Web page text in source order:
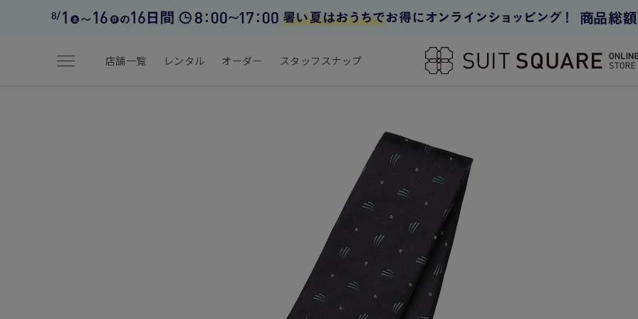
menu 店舗一覧 レンタル オーダー スタッフスナップ